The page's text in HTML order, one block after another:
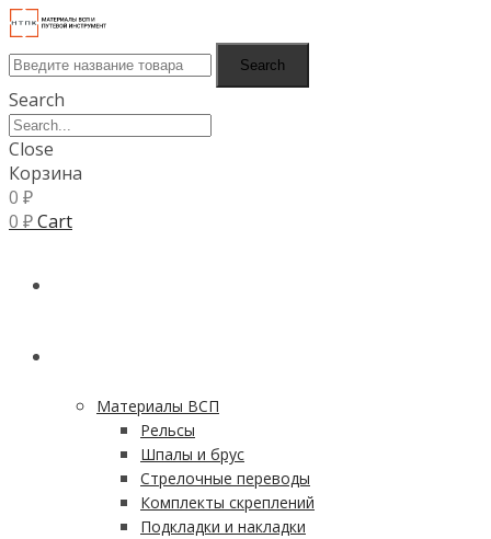
Search
Search
Close
Корзина
0 ₽
0 ₽Cart
Материалы ВСП
Рельсы
Шпалы и брус
Стрелочные переводы
Комплекты скреплений
Подкладки и накладки